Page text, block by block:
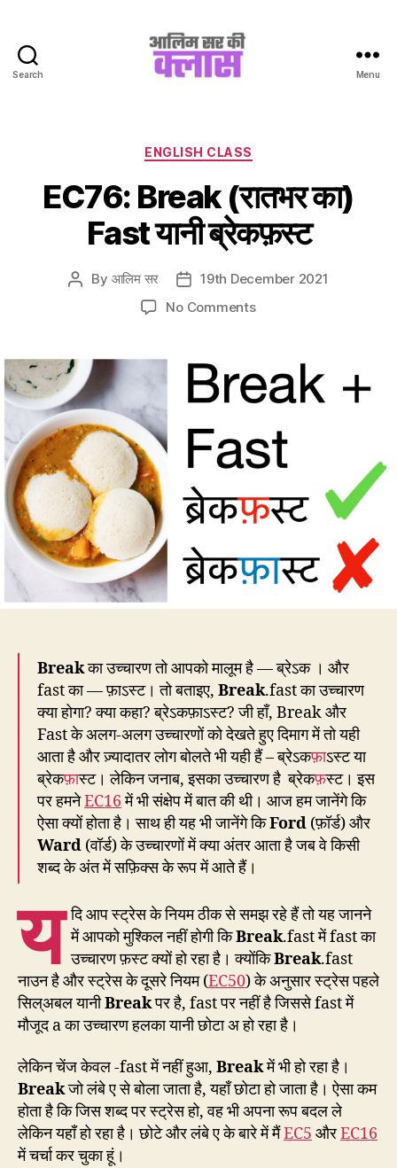
Search
Class
Menu
Categories
ENGLISH CLASS
EC76: Break (रातभर का)
Fast यानी ब्रेकफ़स्ट
Post
By आलिम सर
Post
date
19th December 2021
No Commentson
का)
Fast
ब्रेकफ़स्ट
Breakका उच्चारण तो आपको मालूम है — ब्रेऽक । और
fast का — फ़ाऽस्ट। तो बताइए, Break.fast का उच्चारण
क्या होगा? क्या कहा? ब्रेऽकफ़ाऽस्ट? जी हाँ, Break और
Fast के अलग-अलग उच्चारणों को देखते हुए दिमाग में तो यही
आता है और ज़्यादातर लोग बोलते भी यही हैं – ब्रेऽकफ़ाऽस्ट या
ब्रेकफ़ास्ट। लेकिन जनाब, इसका उच्चारण है ब्रेकफ़स्ट। इस
पर हमनेEC16में भी संक्षेप में बात की थी। आज हम जानेंगे कि
ऐसा क्यों होता है। साथ ही यह भी जानेंगे किFord (फ़ॉर्ड) और
Ward (वॉर्ड) के उच्चारणों में क्या अंतर आता है जब वे किसी
शब्द के अंत में सफ़िक्स के रूप में आते हैं।
य दि आप स्ट्रेस के नियम ठीक से समझ रहे हैं तो यह जानने
में आपको मुश्किल नहीं होगी किBreak.fast में fast का
उच्चारण फ़स्ट क्यों हो रहा है। क्योंकिBreak.fast
नाउन है और स्ट्रेस के दूसरे नियम (EC50) के अनुसार स्ट्रेस पहले
सिल्अबल यानीBreakपर है, fast पर नहीं है जिससे fast में
मौजूद a का उच्चारण हलका यानी छोटा अ हो रहा है।
लेकिन चेंज केवल -fast में नहीं हुआ, Breakमें भी हो रहा है।
Breakजो लंबे ए से बोला जाता है, यहाँ छोटा हो जाता है। ऐसा कम
होता है कि जिस शब्द पर स्ट्रेस हो, वह भी अपना रूप बदल ले
लेकिन यहाँ हो रहा है। छोटे और लंबे ए के बारे में मैंEC5 औरEC16
में चर्चा कर चुका हूं।